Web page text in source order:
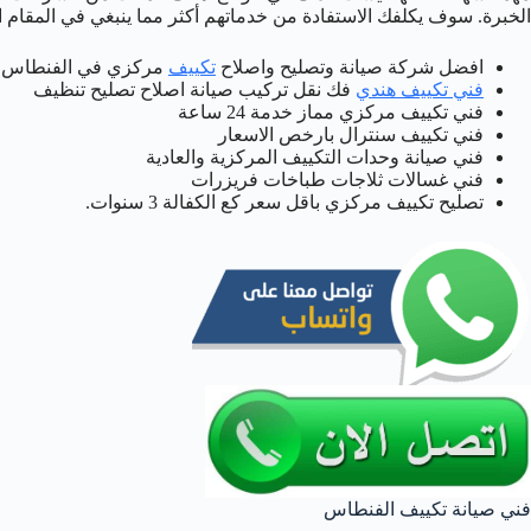
الخبرة. سوف يكلفك الاستفادة من خدماتهم أكثر مما ينبغي في المقام
افضل شركة صيانة وتصليح واصلاح تكييف مركزي في الفنطاس
فني تكييف هندي فك نقل تركيب صيانة اصلاح تصليح تنظيف
فني تكييف مركزي مماز خدمة 24 ساعة
فني تكييف سنترال بارخص الاسعار
فني صيانة وحدات التكييف المركزية والعادية
فني غسالات ثلاجات طباخات فريزرات
تصليح تكييف مركزي باقل سعر كع الكفالة 3 سنوات.
فني صيانة تكييف الفنطاس